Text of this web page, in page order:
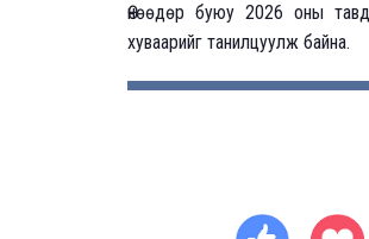
Өнөөдөр буюу 2026 оны
хуваарийг танилцуулж байна.